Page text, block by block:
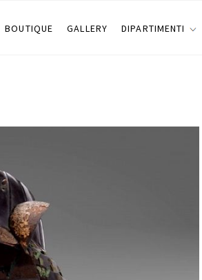
BOUTIQUE GALLERY DIPARTIMENTI